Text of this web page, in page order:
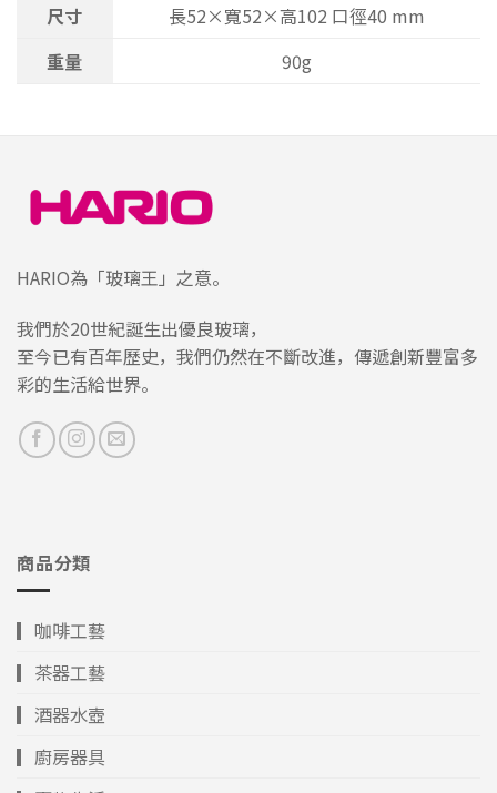
尺寸
長52×寬52×高102 口徑40 mm
重量
90g
HARIO為「玻璃王」之意。
我們於20世紀誕生出優良玻璃，
至今已有百年歷史，我們仍然在不斷改進，傳遞創新豐富多
彩的生活給世界。
商品分類
▎咖啡工藝
▎茶器工藝
▎酒器水壺
▎廚房器具